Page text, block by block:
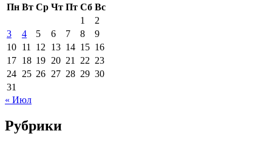
Пн Вт Ср Чт Пт Сб Вс
1
2
3
4 5 6 7 8
9
10 11 12 13 14 15 16
17 18 19 20 21 22 23
24 25 26 27 28 29 30
31
« Июл
Рубрики